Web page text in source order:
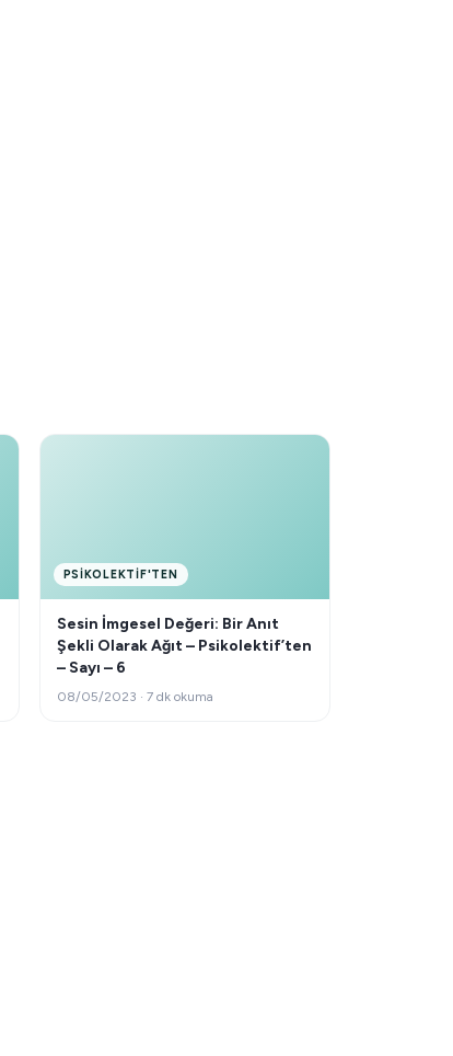
PSIKOLEKTIF'TEN
Sesin İmgesel Değeri: Bir Anıt
Şekli Olarak Ağıt – Psikolektif’ten
– Sayı – 6
08/05/2023 · 7 dk okuma